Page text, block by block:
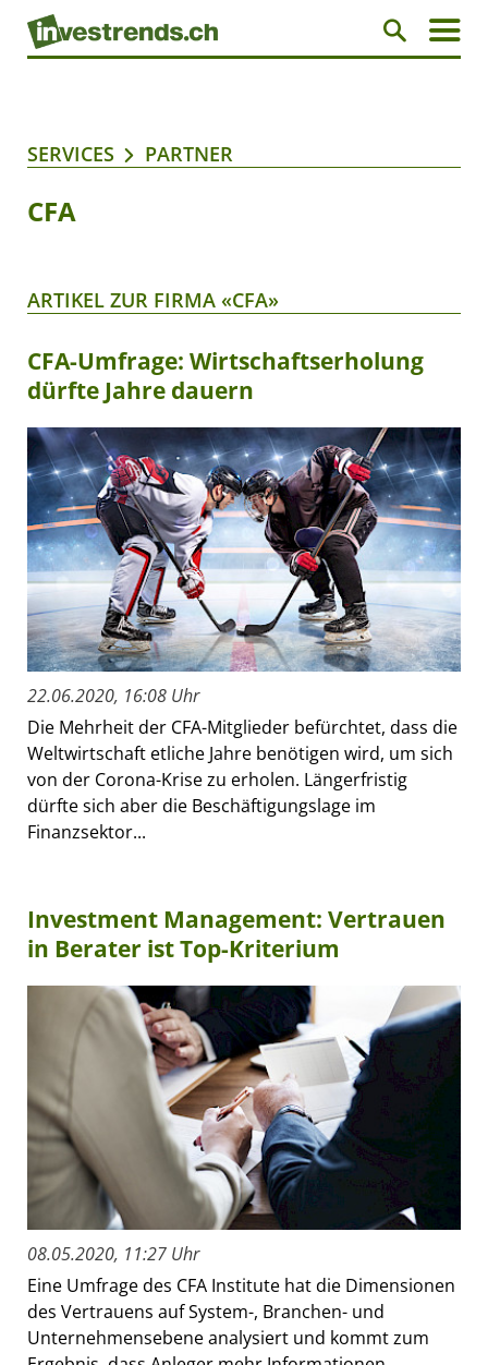
SERVICES PARTNER
CFA
ARTIKEL ZUR FIRMA «CFA»
CFA-Umfrage: Wirtschaftserholung
dürfte Jahre dauern
22.06.2020, 16:08 Uhr
Die Mehrheit der CFA-Mitglieder befürchtet, dass die
Weltwirtschaft etliche Jahre benötigen wird, um sich
von der Corona-Krise zu erholen. Längerfristig
dürfte sich aber die Beschäftigungslage im
Finanzsektor...
Investment Management: Vertrauen
in Berater ist Top-Kriterium
08.05.2020, 11:27 Uhr
Eine Umfrage des CFA Institute hat die Dimensionen
des Vertrauens auf System-, Branchen- und
Unternehmensebene analysiert und kommt zum